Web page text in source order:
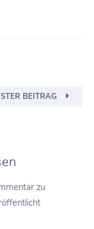
BEITRAG
zu